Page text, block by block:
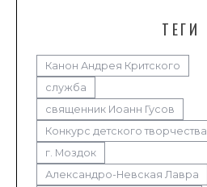
ТЕГИ
Канон Андрея Критского
служба
священник Иоанн Гусов
Конкурс детского творчества
г. Моздок
Александро-Невская Лавра